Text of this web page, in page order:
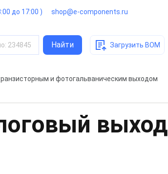
до 17:00 ) shop@e-components.ru
: 234845 Найти Загрузить BOM
и фотогальваническим выходом
выход